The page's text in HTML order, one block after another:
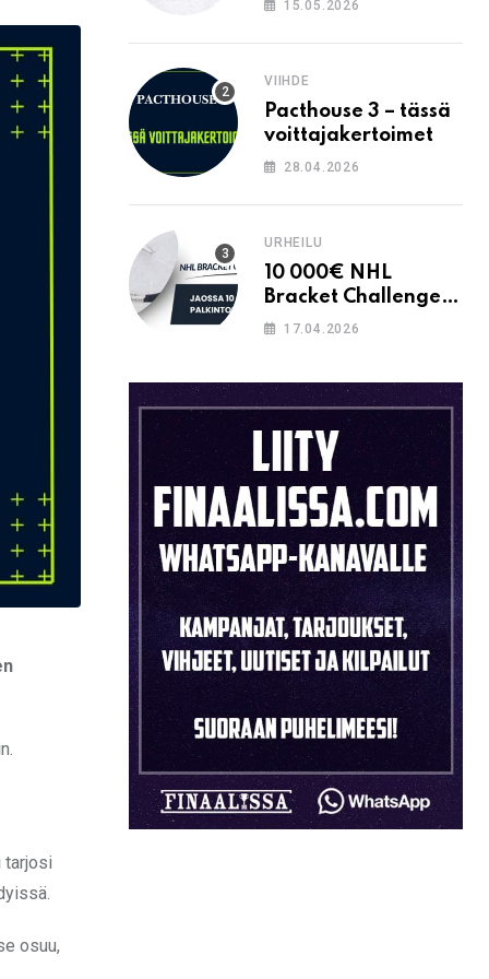
Email
tarjosi
osuu,
15.05.2026
VIIHDE
Pacthouse 3 – tässä
voittajakertoimet
28.04.2026
URHEILU
10 000€ NHL
Bracket Challenge –
pystytkö
17.04.2026